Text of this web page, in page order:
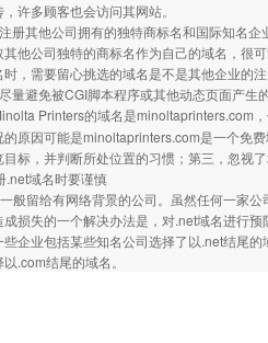
许多顾客也会访问其网站。
册其他公司拥有的独特商标名和国际知名企
其他公司独特的商标名作为自己的域名，很
，需要留心挑选的域名是不是其他企业的注
量避免被CGI脚本程序或其他动态页面产生
Printers的域名是minoltaprinters.com
的原因可能是minoltaprinters.com是一个免
标，并判断所处位置的习惯；第三，忽视
.net域名时要谨慎
般留给有网络背景的公司。虽然任何一家
成损失的一个解决办法是，对.net域名进行预
些企业包括某些知名公司选择了以.net结尾
.com结尾的域名。